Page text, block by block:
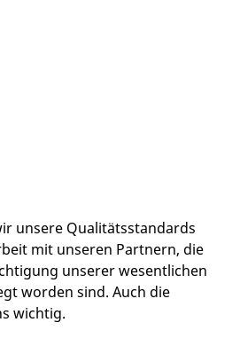
unsere Qualitätsstandards
mit unseren Partnern, die
unserer wesentlichen
worden sind. Auch die
wichtig.